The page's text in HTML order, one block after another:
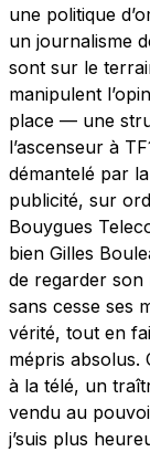
une politique
un journalisme
sont sur le
manipulent
place — une
l’ascenseur à
démantelé par
publicité, sur
Bouygues
bien Gilles
de regarder
sans cesse ses
vérité, tout en
mépris absolus.
à la télé, un
vendu au
j’suis plus